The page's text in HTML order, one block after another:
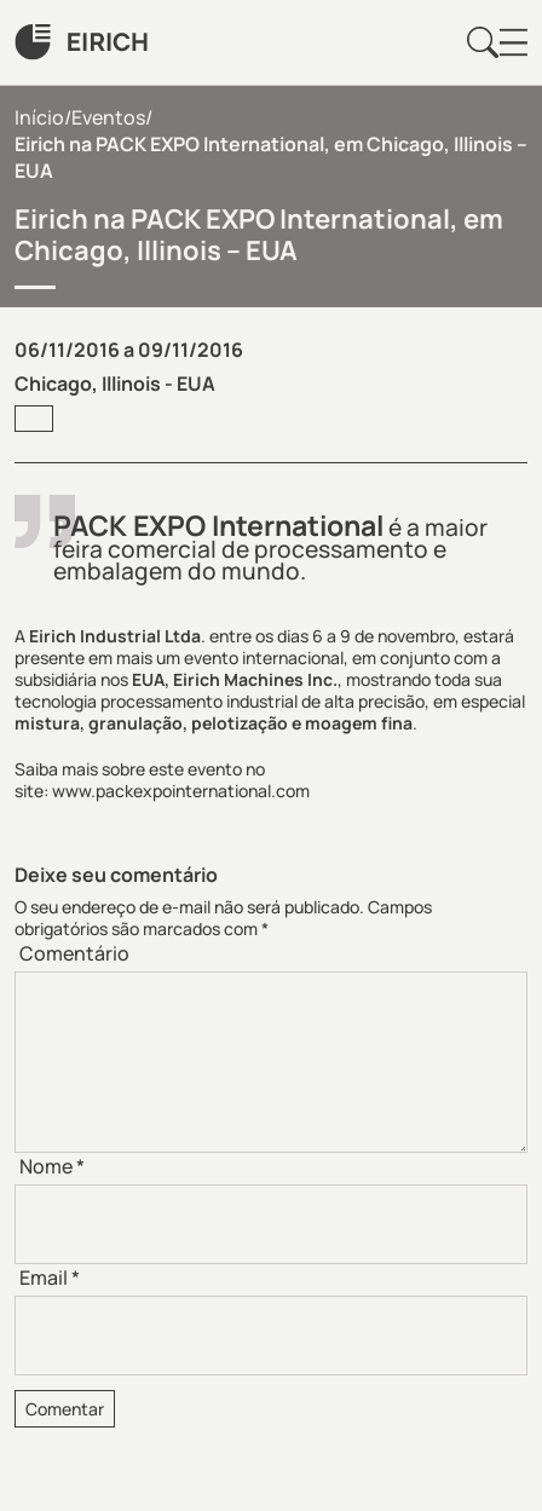
Início/Eventos/
Eirich na PACK EXPO International, em Chicago, Illinois –
EUA
Eirich na PACK EXPO International, em
Chicago, Illinois – EUA
PACK EXPO Internationalé a maior
feira comercial de processamento e
embalagem do mundo.
A Eirich Industrial Ltda. entre os dias 6 a 9 de novembro, estará
presente em mais um evento internacional, em conjunto com a
subsidiária nos EUA, Eirich Machines Inc., mostrando toda sua
tecnologia processamento industrial de alta precisão, em especial
mistura, granulação, pelotização e moagem fina.
Saiba mais sobre este evento no
site: www.packexpointernational.com
Deixe seu comentário
O seu endereço de e-mail não será publicado. Campos
obrigatórios são marcados com*
Comentário
Nome*
Email*
06/11/2016 a 09/11/2016
Chicago, Illinois - EUA